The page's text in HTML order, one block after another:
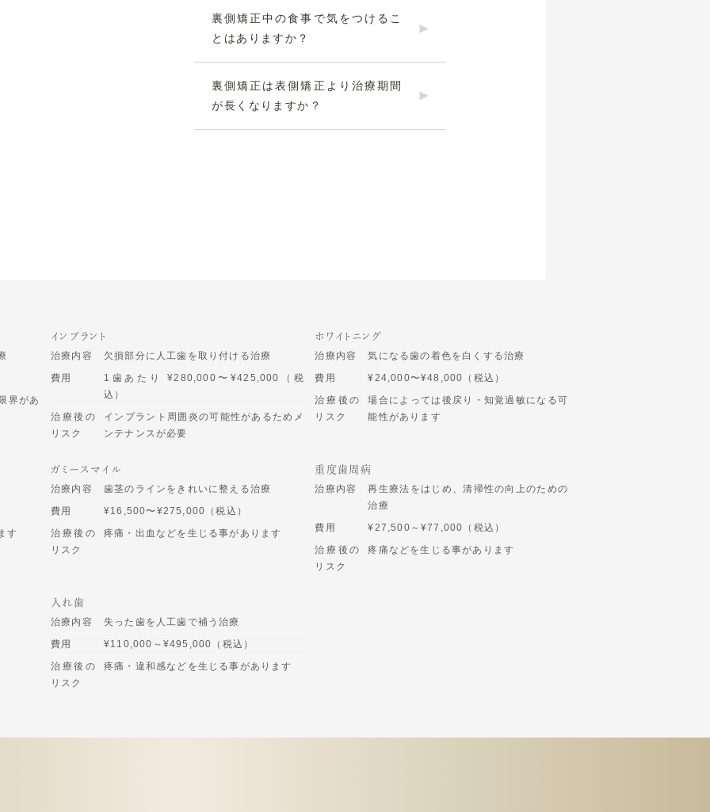
裏側矯正中の食事で気をつけるこ
とはありますか？
裏側矯正は表側矯正より治療期間
が長くなりますか？
界があ
インプラント
治療内容
欠損部分に人工歯を取り付ける治療
費用
1歯あたり ¥280,000〜¥425,000（税
込）
治療後の
リスク
インプラント周囲炎の可能性があるためメ
ンテナンスが必要
ホワイトニング
治療内容
気になる歯の着色を白くする治療
費用
¥24,000〜¥48,000（税込）
治療後の
リスク
場合によっては後戻り・知覚過敏になる可
能性があります
す
ガミースマイル
治療内容
歯茎のラインをきれいに整える治療
費用
¥16,500〜¥275,000（税込）
治療後の
リスク
疼痛・出血などを生じる事があります
重度歯周病
治療内容
再生療法をはじめ、清掃性の向上のための
治療
費用
¥27,500～¥77,000（税込）
治療後の
リスク
疼痛などを生じる事があります
入れ歯
治療内容
失った歯を人工歯で補う治療
費用
¥110,000～¥495,000（税込）
治療後の
リスク
疼痛・違和感などを生じる事があります